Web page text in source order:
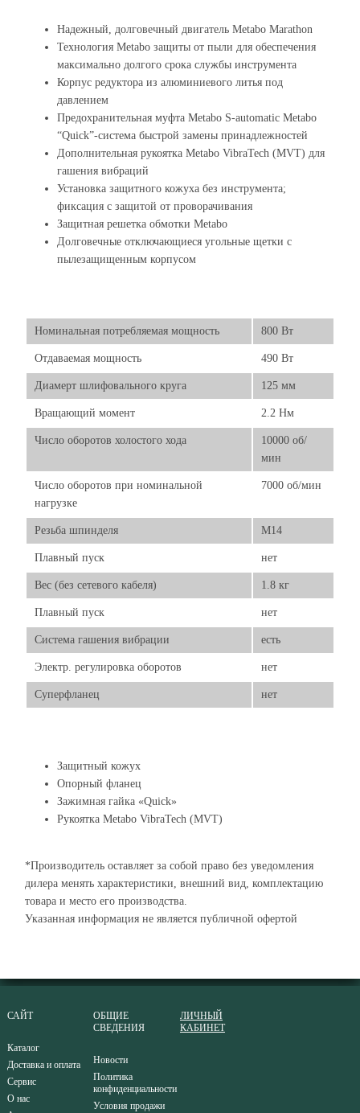
Надежный, долговечный двигатель Metabo Marathon
Технология Metabo защиты от пыли для обеспечения
максимально долгого срока службы инструмента
Корпус редуктора из алюминиевого литья под
давлением
Предохранительная муфта Metabo S-automatic Metabo
“Quick”-система быстрой замены принадлежностей
Дополнительная рукоятка Metabo VibraTech (MVT) для
гашения вибраций
Установка защитного кожуха без инструмента;
фиксация с защитой от проворачивания
Защитная решетка обмотки Metabo
Долговечные отключающиеся угольные щетки с
пылезащищенным корпусом
Номинальная потребляемая мощность 800 Вт
Отдаваемая мощность 490 Вт
Диамерт шлифовального круга 125 мм
Вращающий момент 2.2 Нм
Число оборотов холостого хода
10000 об/
мин
Число оборотов при номинальной
нагрузке
7000 об/мин
Резьба шпинделя М14
Плавный пуск нет
Вес (без сетевого кабеля) 1.8 кг
Плавный пуск нет
Система гашения вибрации есть
Электр. регулировка оборотов нет
Суперфланец нет
Защитный кожух
Опорный фланец
Зажимная гайка «Quick»
Рукоятка Metabo VibraTech (MVT)
*Производитель оставляет за собой право без уведомления
дилера менять характеристики, внешний вид, комплектацию
товара и место его производства.
Указанная информация не является публичной офертой
САЙТ
Каталог
Доставка и оплата
Сервис
О нас
ОБЩИЕ
СВЕДЕНИЯ
Новости
Политика
конфиденциальности
Условия продажи
ЛИЧНЫЙ
КАБИНЕТ